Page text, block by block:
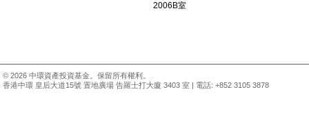
2006B室
© 2026 中環資產投資基金。保留所有權利。
香港中環 皇后大道15號 置地廣場 告羅士打大廈 3403 室 | 電話: +852 3105 3878